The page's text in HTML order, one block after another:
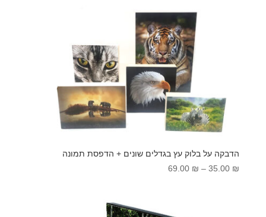
הדבקה על בלוק עץ בגדלים שונים + הדפסת תמונה
35.00 ₪
–
69.00 ₪
טווח